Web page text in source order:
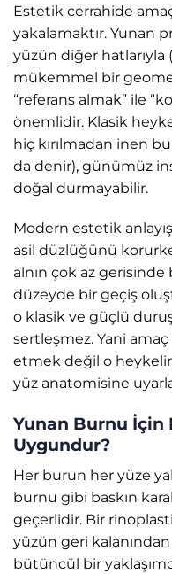
Estetik cerrahide
yakalamaktır. Yunan
yüzün diğer hatlarıyla
mükemmel bir
“referans almak” ile
önemlidir. Klasik
hiç kırılmadan inen
da denir), günümüz
doğal durmayabilir.
Modern estetik
asil düzlüğünü
alnın çok az
düzeyde bir geçiş
o klasik ve güçlü
sertleşmez. Yani
etmek değil o
yüz anatomisine
Yunan Burnu İçin
Uygundur?
Her burun her yüze
burnu gibi baskın
geçerlidir. Bir
yüzün geri
bütüncül bir